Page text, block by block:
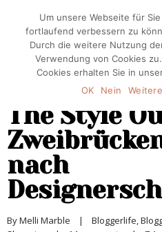
The Style
nach
By Melli Marble | Bloggerlife,
Um unsere Webseite für
fortlaufend verbessern zu
Durch die weitere Nutzung
Verwendung von Cookies
Cookies erhalten Sie in
OK
Nein